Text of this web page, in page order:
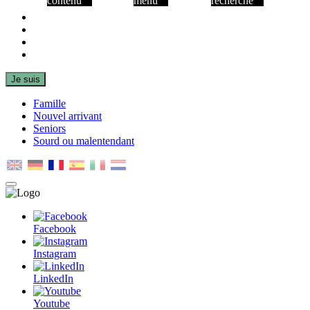
Je suis
Famille
Nouvel arrivant
Seniors
Sourd ou malentendant
MENU
PRINCIPAL
Facebook
Instagram
LinkedIn
Youtube